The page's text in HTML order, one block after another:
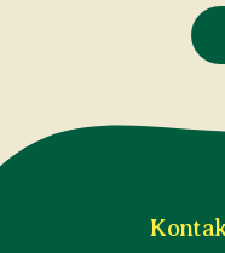
Reklamationer i
påverkade av
transport är inte
du beställer till en
rådande